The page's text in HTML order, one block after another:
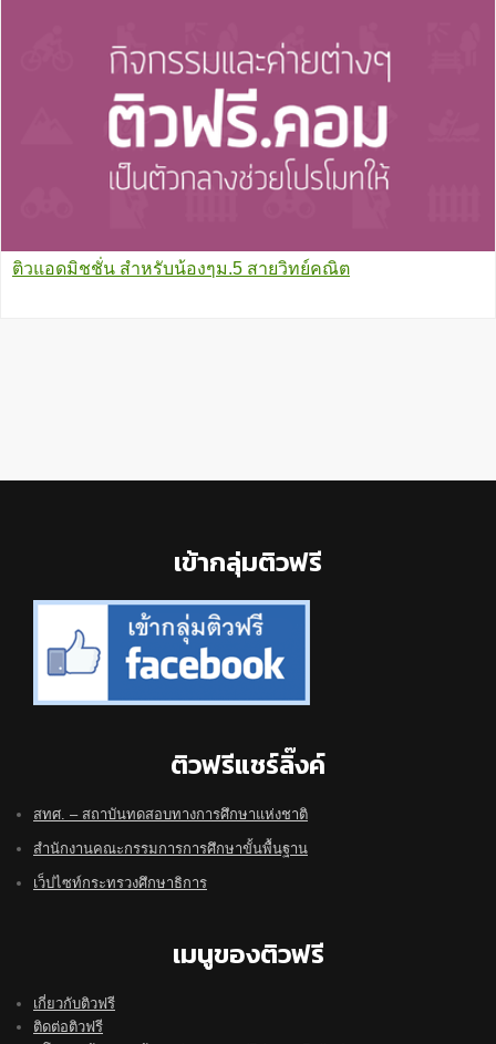
ติวแอดมิชชั่น สำหรับน้องๆม.5 สายวิทย์คณิต
เข้ากลุ่มติวฟรี
ติวฟรีแชร์ลิ๊งค์
สทศ. – สถาบันทดสอบทางการศึกษาแห่งชาติ
สำนักงานคณะกรรมการการศึกษาขั้นพื้นฐาน
เว็ปไซท์กระทรวงศึกษาธิการ
เมนูของติวฟรี
เกี่ยวกับติวฟรี
ติดต่อติวฟรี